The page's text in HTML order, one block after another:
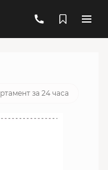
5 760 629 руб.
за 24 часа